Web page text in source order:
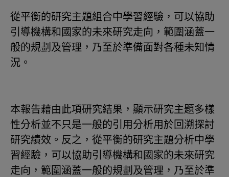
從平衡的研究主題組合中學習經驗，可以協助
引導機構和國家的未來研究走向，範圍涵蓋一
般的規劃及管理，乃至於準備面對各種未知情
況。
本報告藉由此項研究結果，顯示研究主題多樣
性分析並不只是一般的引用分析用於回溯探討
研究績效。反之，從平衡的研究主題分析中學
習經驗，可以協助引導機構和國家的未來研究
走向，範圍涵蓋一般的規劃及管理，乃至於準